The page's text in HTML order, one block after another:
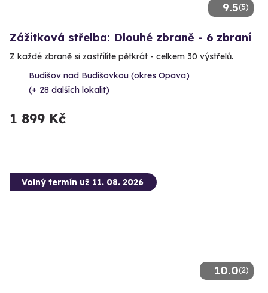
9.5(5)
Zážitková střelba: Dlouhé zbraně - 6 zbraní
Z každé zbraně si zastřílíte pětkrát - celkem 30 výstřelů.
Budišov nad Budišovkou (okres Opava)
(+ 28 dalších lokalit)
1 899 Kč
10.0(2)
Volný termín už 11. 08. 2026